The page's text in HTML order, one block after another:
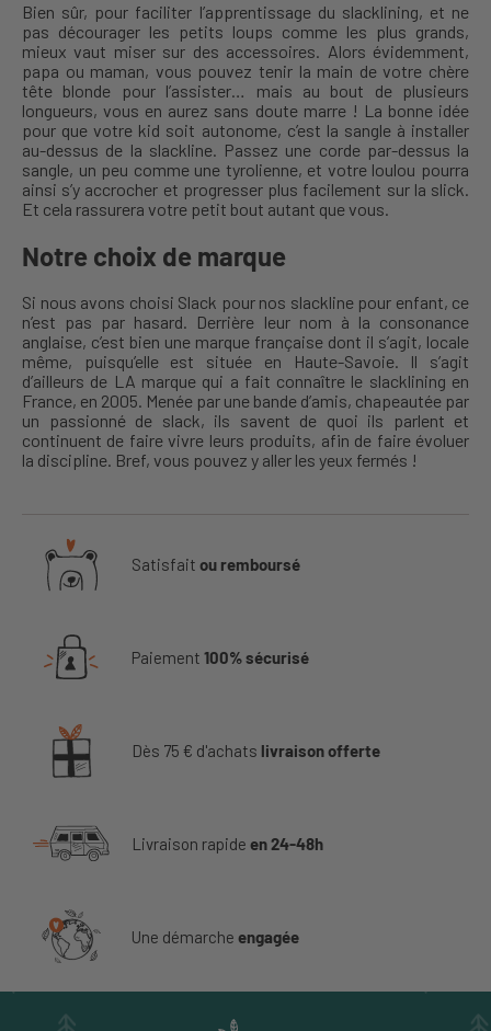
Bien sûr, pour faciliter l’apprentissage du slacklining, et ne
pas décourager les petits loups comme les plus grands,
mieux vaut miser sur des accessoires. Alors évidemment,
papa ou maman, vous pouvez tenir la main de votre chère
tête blonde pour l’assister… mais au bout de plusieurs
longueurs, vous en aurez sans doute marre ! La bonne idée
pour que votre kid soit autonome, c’est la sangle à installer
au-dessus de la slackline. Passez une corde par-dessus la
sangle, un peu comme une tyrolienne, et votre loulou pourra
ainsi s’y accrocher et progresser plus facilement sur la slick.
Et cela rassurera votre petit bout autant que vous.
Notre choix de marque
Si nous avons choisi Slack pour nos slackline pour enfant, ce
n’est pas par hasard. Derrière leur nom à la consonance
anglaise, c’est bien une marque française dont il s’agit, locale
même, puisqu’elle est située en Haute-Savoie. Il s’agit
d’ailleurs de LA marque qui a fait connaître le slacklining en
France, en 2005. Menée par une bande d’amis, chapeautée par
un passionné de slack, ils savent de quoi ils parlent et
continuent de faire vivre leurs produits, afin de faire évoluer
la discipline. Bref, vous pouvez y aller les yeux fermés !
Satisfait ou remboursé
Paiement 100% sécurisé
Dès 75 € d'achats livraison offerte
Livraison rapide en 24-48h
Une démarche engagée